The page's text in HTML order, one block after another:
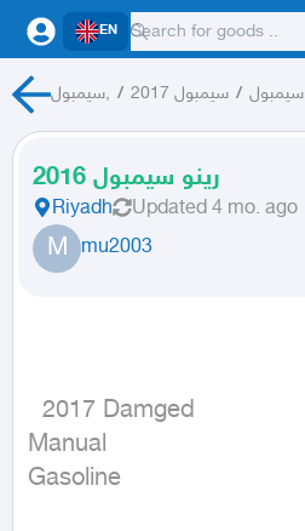
EN
سيمبول, / سيمبول 2017 / سيمبول
رينو سيمبول 2016
Riyadh Updated 4 mo. ago
M mu2003
Manual
Gasoline